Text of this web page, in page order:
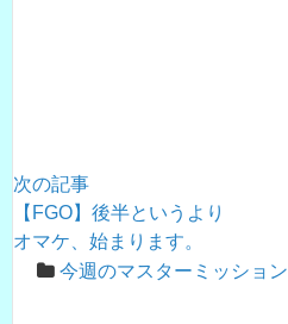
次の記事
【FGO】後半というより
オマケ、始まります。
今週のマスターミッション